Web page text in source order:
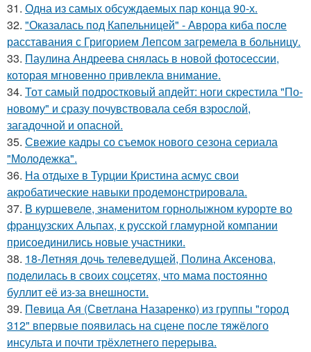
31. Одна из самых обсуждаемых пар конца 90-х.
32. "Оказалась под Капельницей" - Аврора киба после
расставания с Григорием Лепсом загремела в больницу.
33. Паулина Андреева снялась в новой фотосессии,
которая мгновенно привлекла внимание.
34. Тот самый подростковый апдейт: ноги скрестила "По-
новому" и сразу почувствовала себя взрослой,
загадочной и опасной.
35. Свежие кадры со съемок нового сезона сериала
"Молодежка".
36. На отдыхе в Турции Кристина асмус свои
акробатические навыки продемонстрировала.
37. В куршевеле, знаменитом горнолыжном курорте во
французских Альпах, к русской гламурной компании
присоединились новые участники.
38. 18-Летняя дочь телеведущей, Полина Аксенова,
поделилась в своих соцсетях, что мама постоянно
буллит её из-за внешности.
39. Певица Ая (Светлана Назаренко) из группы "город
312" впервые появилась на сцене после тяжёлого
инсульта и почти трёхлетнего перерыва.